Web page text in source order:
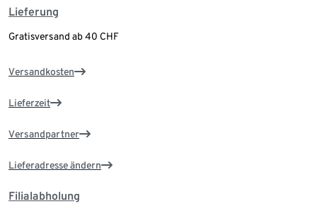
Lieferung
Gratisversand ab 40 CHF
Versandkosten
Lieferzeit
Versandpartner
Lieferadresse ändern
Filialabholung